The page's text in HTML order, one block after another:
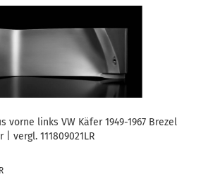
vorne links VW Käfer 1949-1967 Brezel
vergl. 111809021LR